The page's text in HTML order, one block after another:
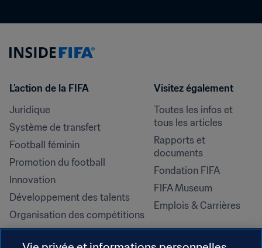
L’action de la FIFA
Juridique
Système de transfert
Football féminin
Promotion du football
Innovation
Développement des talents
Organisation des compétitions
Développement durable
Visitez également
Toutes les infos et
tous les articles
Rapports et
documents
Fondation FIFA
FIFA Museum
Emplois & Carrières